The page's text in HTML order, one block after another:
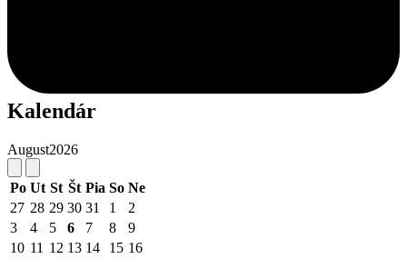
Kalendár
August2026
Po Ut St Št Pia So Ne
27 28 29 30 31 1
2
3
4 5 6 7 8
9
10 11 12 13 14 15 16